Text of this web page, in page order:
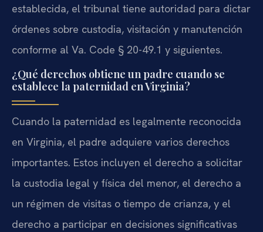
establecida, el tribunal tiene autoridad para dictar
órdenes sobre custodia, visitación y manutención
conforme al Va. Code § 20-49.1 y siguientes.
¿Qué derechos obtiene un padre cuando se
establece la paternidad en Virginia?
Cuando la paternidad es legalmente reconocida
en Virginia, el padre adquiere varios derechos
importantes. Estos incluyen el derecho a solicitar
la custodia legal y física del menor, el derecho a
un régimen de visitas o tiempo de crianza, y el
derecho a participar en decisiones significativas